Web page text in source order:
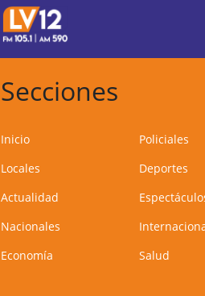
Secciones
Inicio
Locales
Actualidad
Nacionales
Economía
Policiales
Deportes
Salud